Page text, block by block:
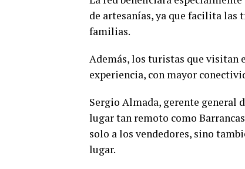
de artesanías, ya que facilita las
familias.
Además, los turistas que visitan
experiencia, con mayor
Sergio Almada, gerente general
lugar tan remoto como
solo a los vendedores, sino
lugar.